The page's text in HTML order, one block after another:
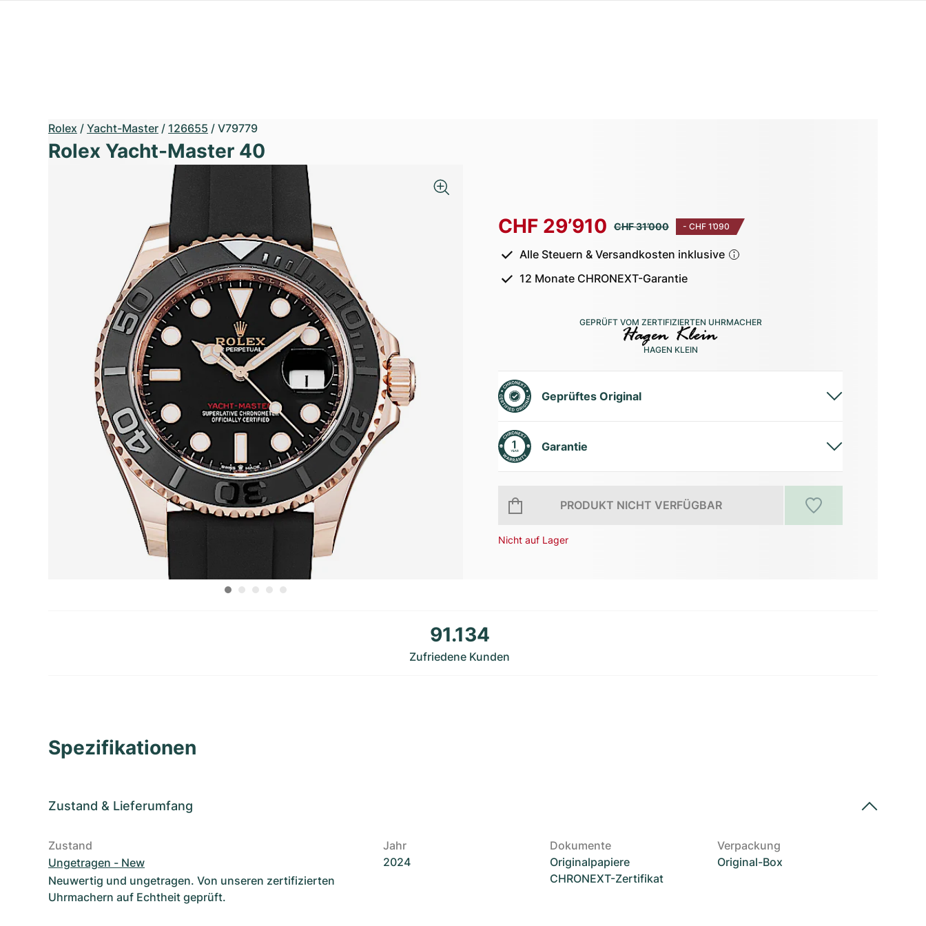
Rolex / Yacht-Master / 126655 / V79779
Rolex Yacht-Master 40
CHF 29’910 CHF 31’000 - CHF 1’090
Alle Steuern & Versandkosten inklusive
12 Monate CHRONEXT-Garantie
GEPRÜFT VOM ZERTIFIZIERTEN UHRMACHER
HAGEN KLEIN
Geprüftes Original
Garantie
PRODUKT NICHT VERFÜGBAR
Nicht auf Lager
91.134
Zufriedene Kunden
Spezifikationen
Zustand & Lieferumfang
Zustand
Ungetragen - New
Neuwertig und ungetragen. Von unseren zertifizierten
Uhrmachern auf Echtheit geprüft.
Jahr
2024
Dokumente
Originalpapiere
CHRONEXT-Zertifikat
Verpackung
Original-Box